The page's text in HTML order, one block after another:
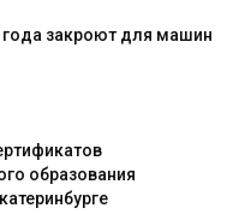
закроют для машин
образования